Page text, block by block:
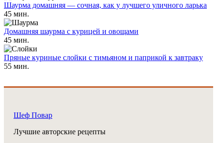
Шаурма домашняя — сочная, как у лучшего уличного ларька
45 мин.
Домашняя шаурма с курицей и овощами
45 мин.
Пряные куриные слойки с тимьяном и паприкой к завтраку
55 мин.
Шеф Повар
Лучшие авторские рецепты